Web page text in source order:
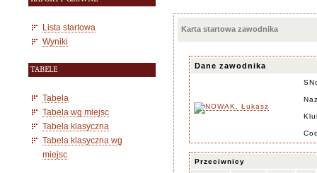
Lista startowa
Wyniki
TABELE
Tabela
Tabela wg miejsc
Tabela klasyczna
Tabela klasyczna wg
miejsc
Karta startowa zawodnika
Dane zawodnika
Przeciwnicy